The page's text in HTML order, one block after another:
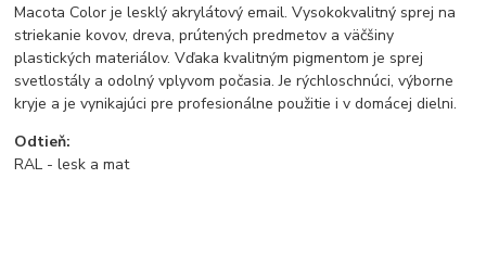
Macota Color je lesklý akrylátový email. Vysokokvalitný sprej na
striekanie kovov, dreva, prútených predmetov a väčšiny
plastických materiálov. Vďaka kvalitným pigmentom je sprej
svetlostály a odolný vplyvom počasia. Je rýchloschnúci, výborne
kryje a je vynikajúci pre profesionálne použitie i v domácej dielni.
Odtieň:
RAL - lesk a mat